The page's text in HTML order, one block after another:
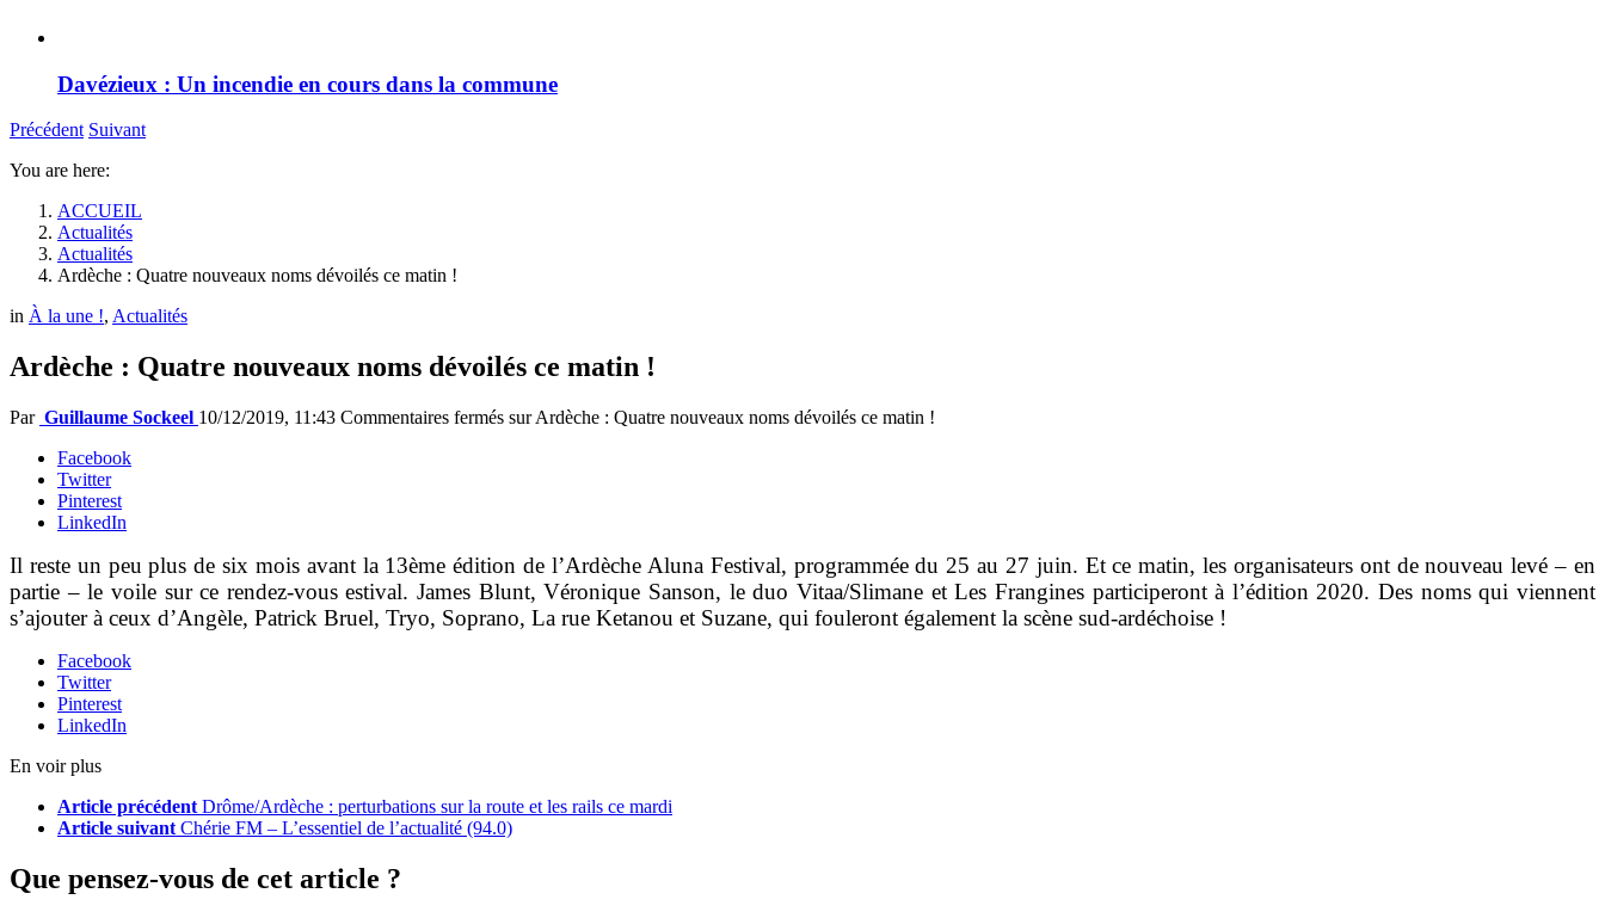
Davézieux : Un incendie en cours dans la commune
Précédent Suivant
You are here:
ACCUEIL
Actualités
Actualités
Ardèche : Quatre nouveaux noms dévoilés ce matin !
in À la une !, Actualités
Ardèche : Quatre nouveaux noms dévoilés ce matin !
Par Guillaume Sockeel 10/12/2019, 11:43 Commentaires fermés sur Ardèche : Quatre nouveaux noms dévoilés ce matin !
Facebook
Twitter
Pinterest
LinkedIn
Il reste un peu plus de six mois avant la 13ème édition de l’Ardèche Aluna Festival, programmée du 25 au 27 juin. Et ce matin, les organisateurs ont de nouveau levé – en
partie – le voile sur ce rendez-vous estival. James Blunt, Véronique Sanson, le duo Vitaa/Slimane et Les Frangines participeront à l’édition 2020. Des noms qui viennent
s’ajouter à ceux d’Angèle, Patrick Bruel, Tryo, Soprano, La rue Ketanou et Suzane, qui fouleront également la scène sud-ardéchoise !
Facebook
Twitter
Pinterest
LinkedIn
En voir plus
Article précédent Drôme/Ardèche : perturbations sur la route et les rails ce mardi
Article suivant Chérie FM – L’essentiel de l’actualité (94.0)
Que pensez-vous de cet article ?